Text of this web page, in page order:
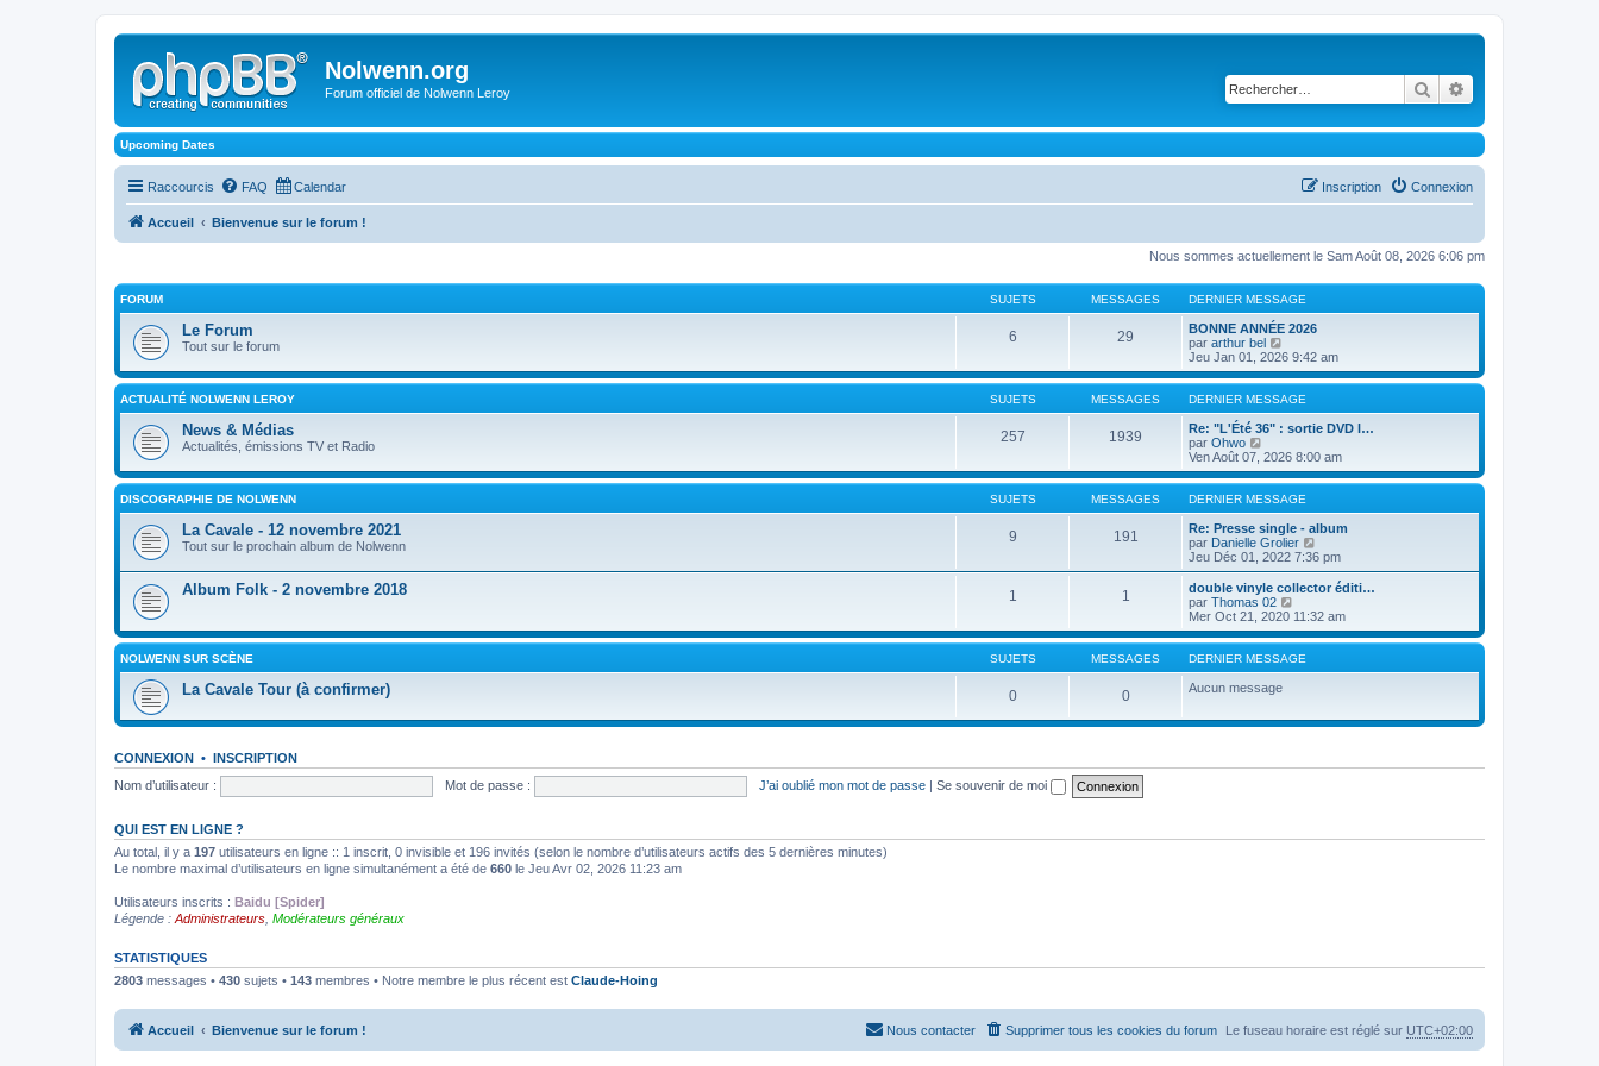
Nolwenn.org
Forum officiel de Nolwenn Leroy Rechercher
Upcoming Dates
Raccourcis FAQ Calendar Connexion
Inscription
Accueil Bienvenue sur le forum !
Nous sommes actuellement le Sam Août 08, 2026 6:06 pm
FORUM SUJETS MESSAGES DERNIER MESSAGE
Le Forum
Tout sur le forum
6 29
BONNE ANNÉE 2026
par arthur bel
o
n
s
u
l
r
l
e
d
e
r
n
i
e
r
m
e
s
a
g
Jeu Jan 01, 2026 9:42 am
ACTUALITÉ NOLWENN LEROY SUJETS MESSAGES DERNIER MESSAGE
News & Médias
Actualités, émissions TV et Radio
257 1939
Re: "L'Été 36" : sortie DVD l…
par Ohwo
o
n
s
u
l
t
e
r
l
e
d
e
n
i
e
r
m
s
g
Ven Août 07, 2026 8:00 am
DISCOGRAPHIE DE NOLWENN SUJETS MESSAGES DERNIER MESSAGE
La Cavale - 12 novembre 2021
Tout sur le prochain album de Nolwenn
9 191
Re: Presse single - album
par Danielle Grolier
o
n
s
l
e
l
r
e
s
Jeu Déc 01, 2022 7:36 pm
Album Folk - 2 novembre 2018 1 1
double vinyle collector éditi…
par Thomas 02
o
n
s
u
l
l
e
r
Mer Oct 21, 2020 11:32 am
NOLWENN SUR SCÈNE SUJETS MESSAGES DERNIER MESSAGE
La Cavale Tour (à confirmer) 0 0 Aucun message
CONNEXION • INSCRIPTION
Nom d’utilisateur :
Mot de passe : J’ai oublié mon mot de passe | Se souvenir de moi
QUI EST EN LIGNE ?
Au total, il y a 197 utilisateurs en ligne :: 1 inscrit, 0 invisible et 196 invités (selon le nombre d’utilisateurs actifs des 5 dernières minutes)
Le nombre maximal d’utilisateurs en ligne simultanément a été de 660 le Jeu Avr 02, 2026 11:23 am
Utilisateurs inscrits : Baidu [Spider]
Légende : Administrateurs Modérateurs généraux
STATISTIQUES
2803 messages • 430 sujets • 143 membres • Notre membre le plus récent est Claude-Hoing
Accueil Bienvenue sur le forum ! Le fuseau horaire est réglé sur UTC+02:00
Supprimer tous les cookies du forum
Nous contacter